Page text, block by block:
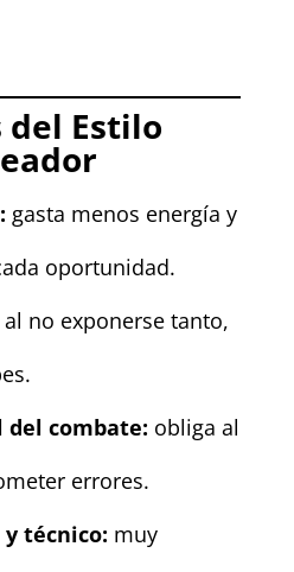
Estilo
gasta menos energía y
oportunidad.
al no exponerse tanto,
combate: obliga al
errores.
técnico: muy